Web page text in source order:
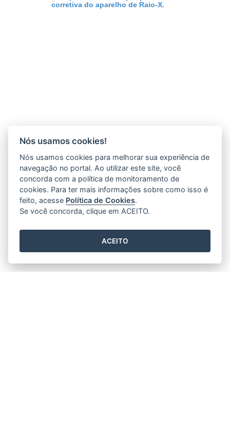
corretiva do aparelho de Raio-X.
Nós usamos cookies!
Nós usamos cookies para melhorar sua experiência de
navegação no portal. Ao utilizar este site, você
concorda com a política de monitoramento de
cookies. Para ter mais informações sobre como isso é
feito, acesse Política de Cookies.
Se você concorda, clique em ACEITO.
ACEITO